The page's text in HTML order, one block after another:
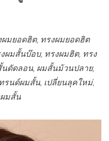
ผมยอดฮิต, ทรงผมยอดฮิต
ผมสั้นบ๊อบ, ทรงผมฮิต, ทรง
ดัดลอน, ผมสั้นม้วนปลาย,
รนด์ผมสั้น, เปลี่ยนลุคใหม่,
มสั้น